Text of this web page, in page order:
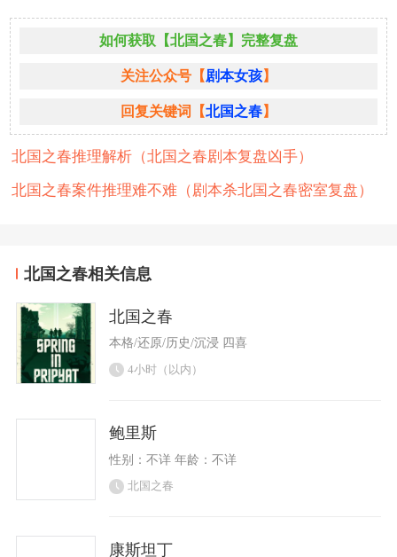
如何获取【北国之春】完整复盘
关注公众号【剧本女孩】
回复关键词【北国之春】
北国之春推理解析（北国之春剧本复盘凶手）
北国之春案件推理难不难（剧本杀北国之春密室复盘）
北国之春相关信息
北国之春
本格/还原/历史/沉浸 四喜
4小时（以内）
鲍里斯
性别：不详 年龄：不详
北国之春
康斯坦丁